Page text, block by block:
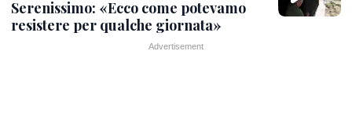
Serenissimo: «Ecco come potevamo
resistere per qualche giornata»